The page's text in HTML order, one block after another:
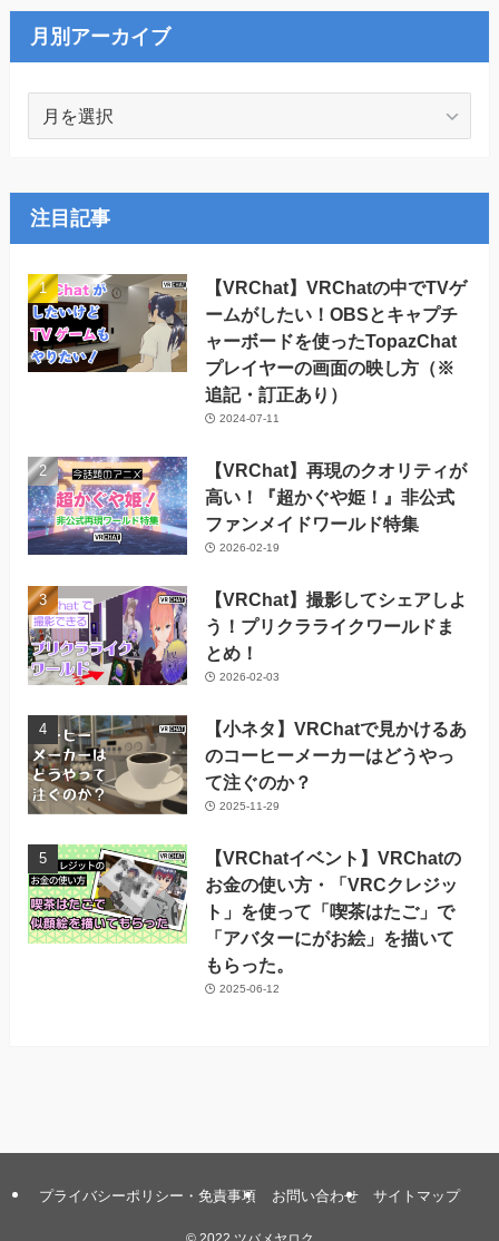
ー
月別アーカイブ
カ
イ
ブ
注目記事
【VRChat】VRChatの中でTVゲ
ームがしたい！OBSとキャプチ
ャーボードを使ったTopazChat
プレイヤーの画面の映し方（※
追記・訂正あり）
2024-07-11
【VRChat】再現のクオリティが
高い！『超かぐや姫！』非公式
ファンメイドワールド特集
2026-02-19
【VRChat】撮影してシェアしよ
う！プリクラライクワールドま
とめ！
2026-02-03
【小ネタ】VRChatで見かけるあ
のコーヒーメーカーはどうやっ
て注ぐのか？
2025-11-29
【VRChatイベント】VRChatの
お金の使い方・「VRCクレジッ
ト」を使って「喫茶はたご」で
「アバターにがお絵」を描いて
もらった。
2025-06-12
プライバシーポリシー・免責事項 お問い合わせ サイトマップ